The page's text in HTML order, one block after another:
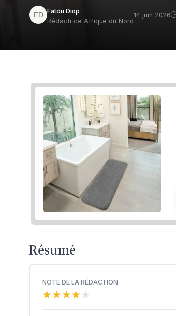
Fatou Diop
Rédactrice Afrique du Nord
14 juin 2026
Résumé
NOTE DE LA RÉDACTION
★★★★★
★★★★★